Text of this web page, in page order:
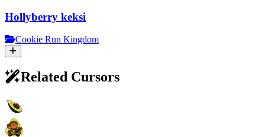
Hollyberry keksi
Cookie Run Kingdom
Related Cursors